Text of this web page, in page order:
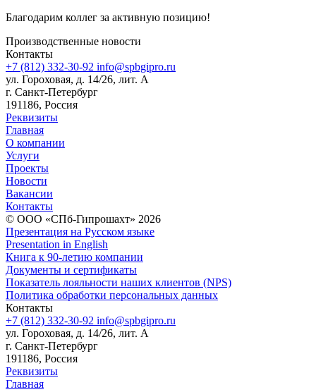
Благодарим коллег за активную позицию!
Производственные новости
Контакты
+7 (812) 332-30-92 info@spbgipro.ru
ул. Гороховая, д. 14/26, лит. А
г. Санкт-Петербург
191186, Россия
Реквизиты
Главная
О компании
Услуги
Проекты
Новости
Вакансии
Контакты
© ООО «СПб-Гипрошахт» 2026
Презентация на Русском языке
Presentation in English
Книга к 90-летию компании
Документы и сертификаты
Показатель лояльности наших клиентов (NPS)
Политика обработки персональных данных
Контакты
+7 (812) 332-30-92 info@spbgipro.ru
ул. Гороховая, д. 14/26, лит. А
г. Санкт-Петербург
191186, Россия
Реквизиты
Главная